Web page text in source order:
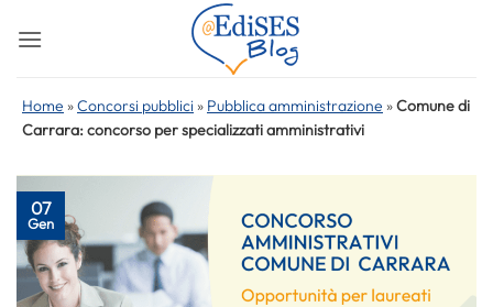
Home »Concorsi pubblici » Pubblica amministrazione »Comune di
Carrara: concorso per specializzati amministrativi
07
Gen